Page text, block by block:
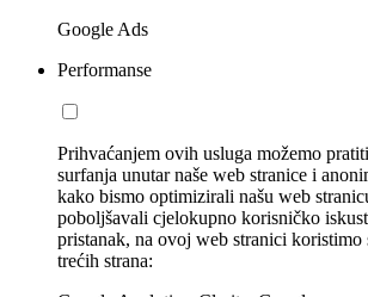
Google Ads
Performanse
Prihvaćanjem ovih usluga možemo
surfanja unutar naše web stranice i
kako bismo optimizirali našu web
poboljšavali cjelokupno korisničko
pristanak, na ovoj web stranici koristimo
trećih strana: